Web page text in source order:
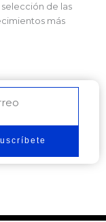
de las
más